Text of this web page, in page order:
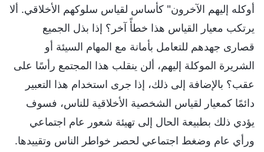
أوكله إليهم الآخرون" كأساس لقياس سلوكهم الأخلاقي. ألا
يرتكب معيار القياس هذا خطأً آخر؟ إذا بذل الجميع
قصارى جهدهم للتعامل بأمانة مع المهام السيئة أو
الشريرة الموكلة إليهم، ألن ينقلب هذا المجتمع رأسًا على
عقب؟ بالإضافة إلى ذلك، إذا جرى استخدام هذا التعبير
دائمًا كمعيار لقياس الشخصية الأخلاقية للناس، فسوف
يؤدي ذلك بطبيعة الحال إلى تهيئة شعور عام اجتماعي
ورأي عام وضغط اجتماعي لحصر خواطر الناس وتقييدها.